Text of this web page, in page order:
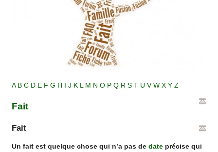
A B C D E F G H J K L M N O P Q R S T U V W X Y Z
Fait
Fait
Un fait est quelque chose qui n’a pas dedate précise qui